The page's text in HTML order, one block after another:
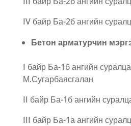
IV байр Ба-2б ангийн
Бетон арматурчин
I байр Ба-1б ангийн
М.Сугарбаясгалан
II байр Ба-1б ангийн
III байр Ба-1а ангийн